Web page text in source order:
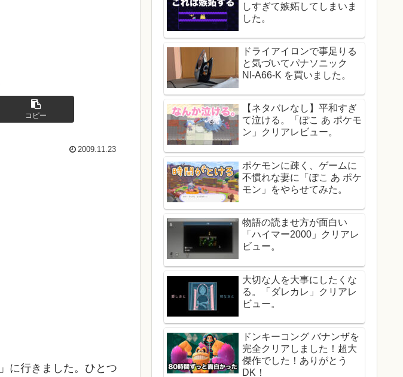
コピー
2009.11.23
」に行きました。ひとつ
しすぎて嫉妬してしまいま
した。
ドライアイロンで事足りる
と気づいてパナソニック
NI-A66-K を買いました。
【ネタバレなし】平和すぎ
て泣ける。「ぽこ あ ポケモ
ン」クリアレビュー。
ポケモンに疎く、ゲームに
不慣れな妻に「ぽこ あ ポケ
モン」をやらせてみた。
物語の読ませ方が面白い
「ハイマー2000」クリアレ
ビュー。
大切な人を大事にしたくな
る。「ダレカレ」クリアレ
ビュー。
ドンキーコング バナンザを
完全クリアしました！超大
傑作でした！ありがとう
DK！